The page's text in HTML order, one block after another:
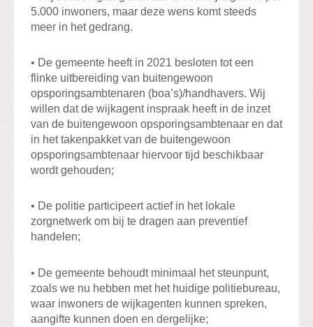
5.000 inwoners, maar deze wens komt steeds
meer in het gedrang.
• De gemeente heeft in 2021 besloten tot een
flinke uitbereiding van buitengewoon
opsporingsambtenaren (boa’s)/handhavers. Wij
willen dat de wijkagent inspraak heeft in de inzet
van de buitengewoon opsporingsambtenaar en dat
in het takenpakket van de buitengewoon
opsporingsambtenaar hiervoor tijd beschikbaar
wordt gehouden;
• De politie participeert actief in het lokale
zorgnetwerk om bij te dragen aan preventief
handelen;
• De gemeente behoudt minimaal het steunpunt,
zoals we nu hebben met het huidige politiebureau,
waar inwoners de wijkagenten kunnen spreken,
aangifte kunnen doen en dergelijke;